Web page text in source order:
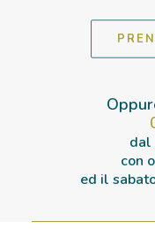
dal
con
ed il